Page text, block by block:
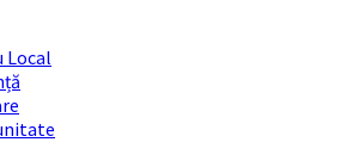
Local